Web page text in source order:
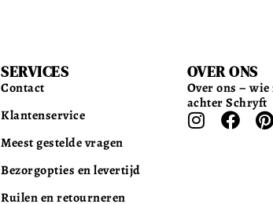
SERVICES
Contact
Klantenservice
Meest gestelde vragen
Bezorgopties en levertijd
Ruilen en retourneren
OVER ONS
Over ons –
achter Schryft